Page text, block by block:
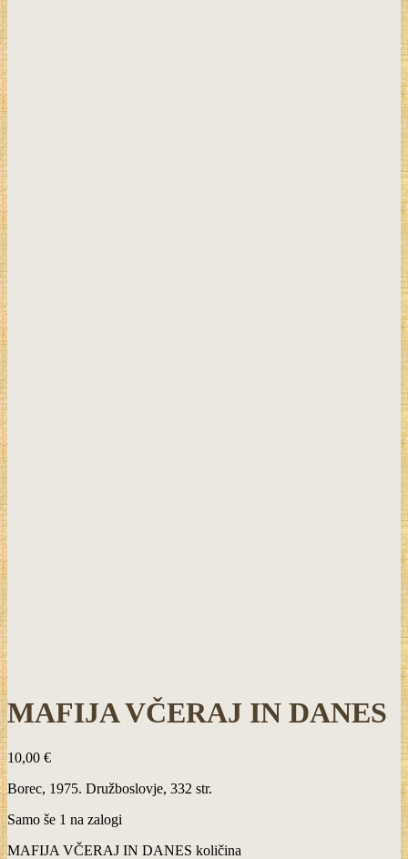
MAFIJA VČERAJ IN DANES
10,00 €
Borec, 1975. Družboslovje, 332 str.
Samo še 1 na zalogi
MAFIJA VČERAJ IN DANES količina